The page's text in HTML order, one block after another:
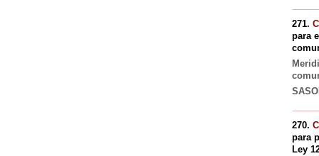
271.
para
270.
para
Ley